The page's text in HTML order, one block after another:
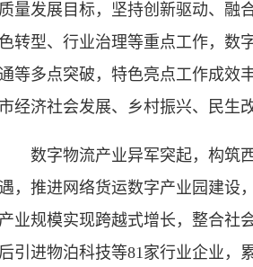
质量发展目标，坚持创新驱动、融
色转型、行业治理等重点工作，数
等多点突破，特色亮点工作成效
市经济社会发展、乡村振兴、民生
数字物流产业异军突起，构筑西
遇，推进网络货运数字产业园建设
产业规模实现跨越式增长，整合社
后引进物泊科技等81家行业企业，